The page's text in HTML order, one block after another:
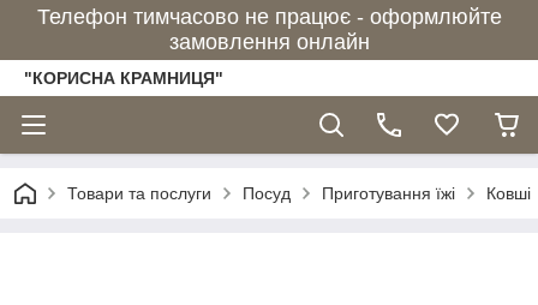
Телефон тимчасово не працює - оформлюйте
замовлення онлайн
"КОРИСНА КРАМНИЦЯ"
Товари та послуги Посуд Приготування їжі Ковші